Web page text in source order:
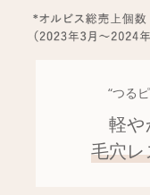
“つる
軽や
毛穴